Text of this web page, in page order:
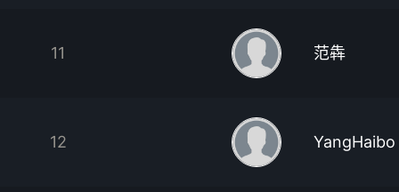
11 范犇
12 YangHaibo